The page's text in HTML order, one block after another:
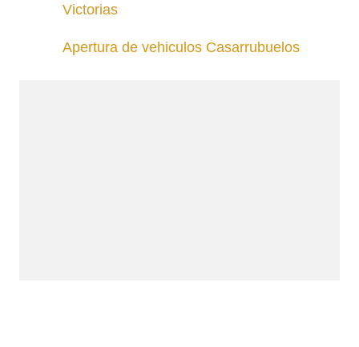
Victorias
Apertura de vehiculos Casarrubuelos